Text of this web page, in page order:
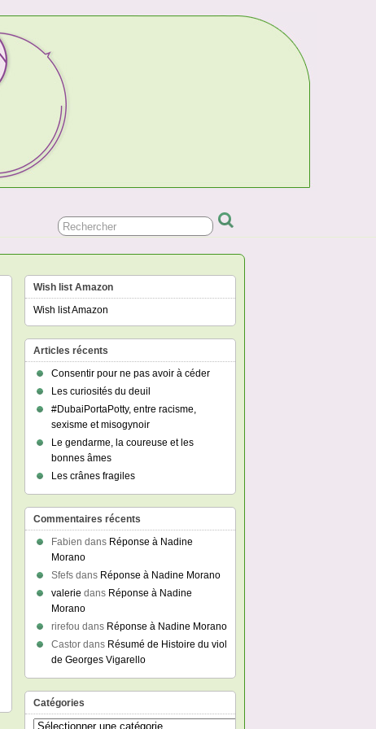
Wish list Amazon
Wish list Amazon
Articles récents
Consentir pour ne pas avoir à céder
Les curiosités du deuil
#DubaiPortaPotty, entre racisme,
sexisme et misogynoir
Le gendarme, la coureuse et les
bonnes âmes
Les crânes fragiles
Commentaires récents
Fabien dans Réponse à Nadine
Morano
Sfefs dans Réponse à Nadine Morano
valerie dans Réponse à Nadine
Morano
rirefou dans Réponse à Nadine Morano
Castor dans Résumé de Histoire du viol
de Georges Vigarello
Catégories
Catégories